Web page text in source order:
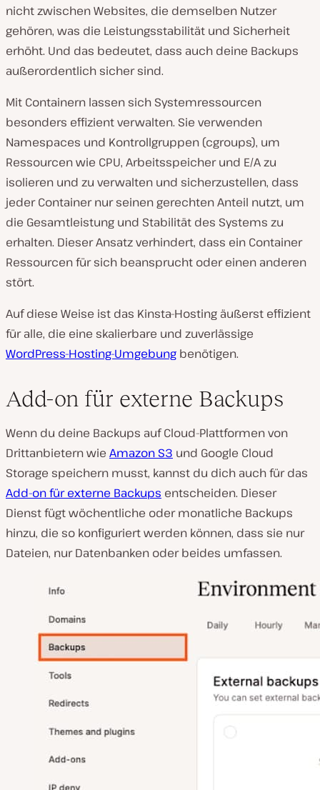
nicht zwischen Websites, die demselben Nutzer
gehören, was die Leistungsstabilität und Sicherheit
erhöht. Und das bedeutet, dass auch deine Backups
außerordentlich sicher sind.
Mit Containern lassen sich Systemressourcen
besonders effizient verwalten. Sie verwenden
Namespaces und Kontrollgruppen (cgroups), um
Ressourcen wie CPU, Arbeitsspeicher und E/A zu
isolieren und zu verwalten und sicherzustellen, dass
jeder Container nur seinen gerechten Anteil nutzt, um
die Gesamtleistung und Stabilität des Systems zu
erhalten. Dieser Ansatz verhindert, dass ein Container
Ressourcen für sich beansprucht oder einen anderen
stört.
Auf diese Weise ist das Kinsta-Hosting äußerst effizient
für alle, die eine skalierbare und zuverlässige
WordPress-Hosting-Umgebung benötigen.
Add-on für externe Backups
Wenn du deine Backups auf Cloud-Plattformen von
Drittanbietern wie Amazon S3 und Google Cloud
Storage speichern musst, kannst du dich auch für das
Add-on für externe Backups entscheiden. Dieser
Dienst fügt wöchentliche oder monatliche Backups
hinzu, die so konfiguriert werden können, dass sie nur
Dateien, nur Datenbanken oder beides umfassen.